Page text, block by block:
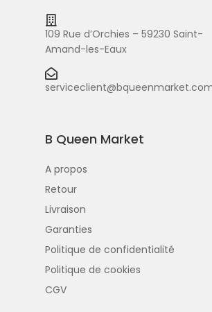
109 Rue d’Orchies – 59230 Saint-
Amand-les-Eaux
B Queen Market
A propos
Retour
Livraison
Garanties
Politique de confidentialité
Politique de cookies
CGV